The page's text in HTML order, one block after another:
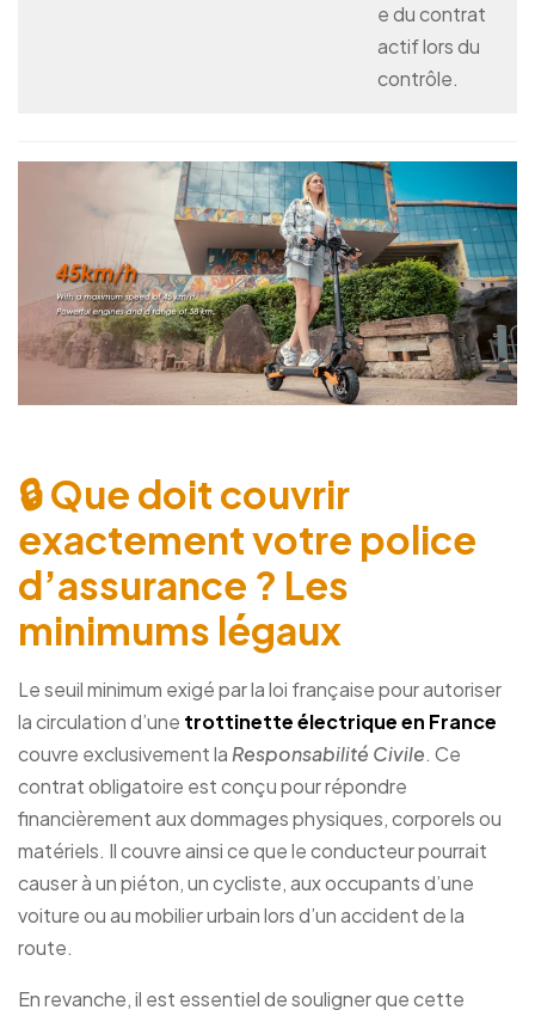
e du contrat
actif lors du
contrôle.
🔒 Que doit couvrir
exactement votre police
d’assurance ? Les
minimums légaux
Le seuil minimum exigé par la loi française pour autoriser
la circulation d’une trottinette électrique en France
couvre exclusivement la Responsabilité Civile. Ce
contrat obligatoire est conçu pour répondre
financièrement aux dommages physiques, corporels ou
matériels. Il couvre ainsi ce que le conducteur pourrait
causer à un piéton, un cycliste, aux occupants d’une
voiture ou au mobilier urbain lors d’un accident de la
route.
En revanche, il est essentiel de souligner que cette